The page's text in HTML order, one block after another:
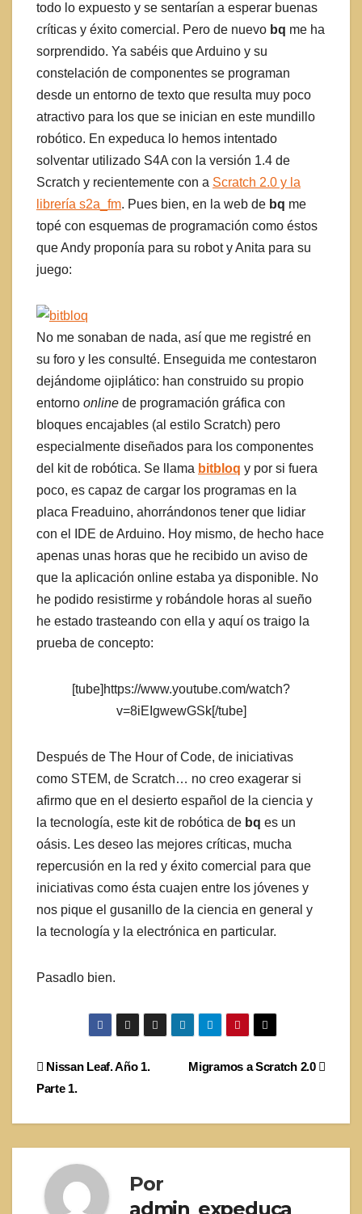
todo lo expuesto y se sentarían a esperar buenas
críticas y éxito comercial. Pero de nuevo bq me ha
sorprendido. Ya sabéis que Arduino y su
constelación de componentes se programan
desde un entorno de texto que resulta muy poco
atractivo para los que se inician en este mundillo
robótico. En expeduca lo hemos intentado
solventar utilizado S4A con la versión 1.4 de
Scratch y recientemente con a Scratch 2.0 y la
librería s2a_fm. Pues bien, en la web de bq me
topé con esquemas de programación como éstos
que Andy proponía para su robot y Anita para su
juego:
No me sonaban de nada, así que me registré en
su foro y les consulté. Enseguida me contestaron
dejándome ojiplático: han construido su propio
entorno online de programación gráfica con
bloques encajables (al estilo Scratch) pero
especialmente diseñados para los componentes
del kit de robótica. Se llama bitbloq y por si fuera
poco, es capaz de cargar los programas en la
placa Freaduino, ahorrándonos tener que lidiar
con el IDE de Arduino. Hoy mismo, de hecho hace
apenas unas horas que he recibido un aviso de
que la aplicación online estaba ya disponible. No
he podido resistirme y robándole horas al sueño
he estado trasteando con ella y aquí os traigo la
prueba de concepto:
[tube]https://www.youtube.com/watch?
v=8iEIgwewGSk[/tube]
Después de The Hour of Code, de iniciativas
como STEM, de Scratch… no creo exagerar si
afirmo que en el desierto español de la ciencia y
la tecnología, este kit de robótica de bq es un
oásis. Les deseo las mejores críticas, mucha
repercusión en la red y éxito comercial para que
iniciativas como ésta cuajen entre los jóvenes y
nos pique el gusanillo de la ciencia en general y
la tecnología y la electrónica en particular.
Pasadlo bien.
Navegación
Migramos a Scratch 2.0
Nissan Leaf. Año 1.
Parte 1.
Por
admin_expeduca